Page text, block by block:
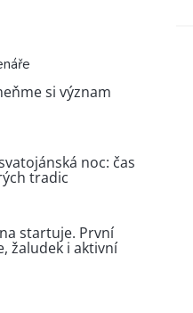
si význam
noc: čas
tradic
startuje. První
žaludek i aktivní